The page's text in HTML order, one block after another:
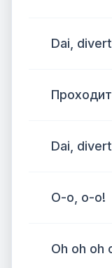
Dai,
Dai,
О-о, о-о!
Oh oh oh